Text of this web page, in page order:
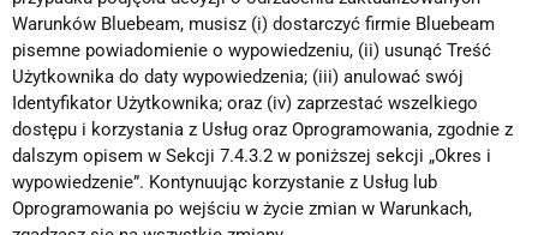
Warunków Bluebeam, musisz (i) dostarczyć firmie Bluebeam
pisemne powiadomienie o wypowiedzeniu, (ii) usunąć Treść
Użytkownika do daty wypowiedzenia; (iii) anulować swój
Identyfikator Użytkownika; oraz (iv) zaprzestać wszelkiego
dostępu i korzystania z Usług oraz Oprogramowania, zgodnie z
dalszym opisem w Sekcji 7.4.3.2 w poniższej sekcji „Okres i
wypowiedzenie”. Kontynuując korzystanie z Usług lub
Oprogramowania po wejściu w życie zmian w Warunkach,